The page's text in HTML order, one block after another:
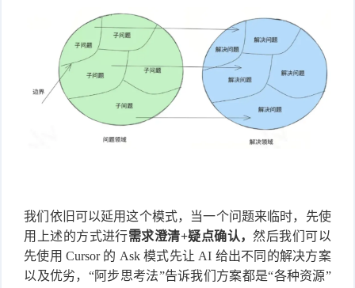
我们依旧可以延用这个模式，当一个问题来临时，先使
用上述的方式进行需求澄清+疑点确认，然后我们可以
先使用 Cursor 的 Ask 模式先让 AI 给出不同的解决方案
以及优劣，“阿步思考法”告诉我们方案都是“各种资源”